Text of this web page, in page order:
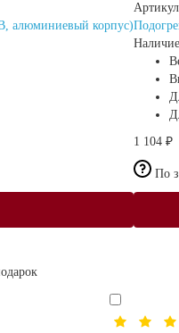
алюминиевый корпус)
1 104 ₽
По